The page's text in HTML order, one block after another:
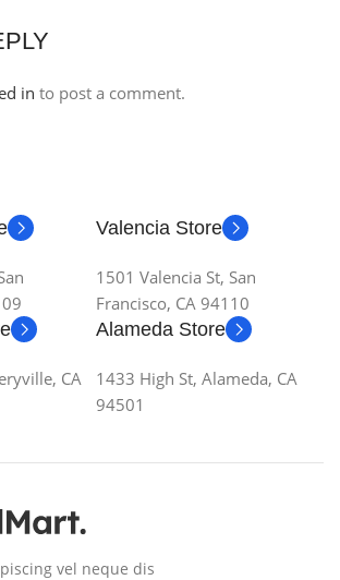
in to post a comment.
Valencia Store
1501 Valencia St, San
Francisco, CA 94110
CA
Alameda Store
1433 High St, Alameda, CA
94501
vel neque dis